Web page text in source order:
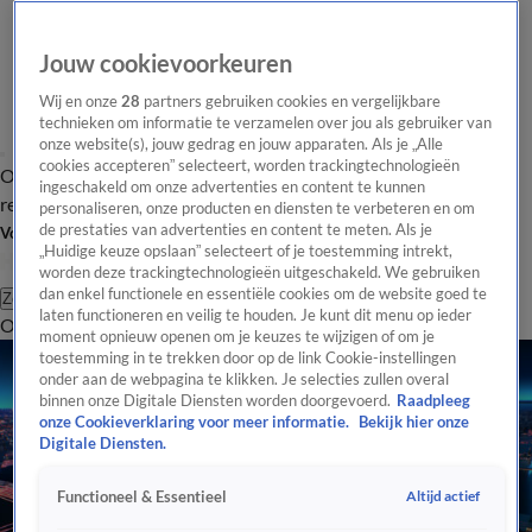
Overzicht Laatste nieuws Regionieuws Het beste van Hart
Tip de
redactie
Volg Hart van Nederland
Zoeken
OverzichtRegioUitzendingenWeerTip de redactiePanelVideo's
Jouw cookievoorkeuren
Wij en onze28 partners gebruiken cookies en vergelijkbare
technieken om informatie te verzamelen over jou als gebruiker van
onze website(s), jouw gedrag en jouw apparaten. Als je „Alle
cookies accepteren” selecteert, worden trackingtechnologieën
ingeschakeld om onze advertenties en content te kunnen
personaliseren, onze producten en diensten te verbeteren en om
de prestaties van advertenties en content te meten. Als je
„Huidige keuze opslaan” selecteert of je toestemming intrekt,
worden deze trackingtechnologieën uitgeschakeld. We gebruiken
dan enkel functionele en essentiële cookies om de website goed te
laten functioneren en veilig te houden. Je kunt dit menu op ieder
moment opnieuw openen om je keuzes te wijzigen of om je
toestemming in te trekken door op de link Cookie-instellingen
onder aan de webpagina te klikken. Je selecties zullen overal
binnen onze Digitale Diensten worden doorgevoerd. Raadpleeg
onze Cookieverklaring voor meer informatie.
Bekijk hier onze
Digitale Diensten.
Functioneel & Essentieel Altijd actief